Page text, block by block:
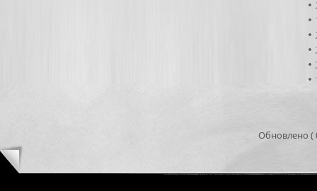
Обновлено (